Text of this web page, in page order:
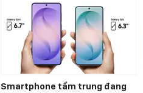
Smartphone tầm trung đang